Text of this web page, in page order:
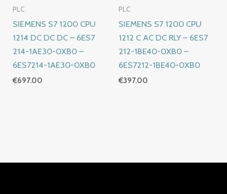
PLC
SIEMENS S7 1200 CPU
1214 DC DC DC – 6ES7
214-1AE30-0XB0 –
6ES7214-1AE30-0XB0
€697.00
PLC
SIEMENS S7 1200 CPU
1212 C AC DC RLY – 6ES7
212-1BE40-0XB0 –
6ES7212-1BE40-0XB0
€397.00